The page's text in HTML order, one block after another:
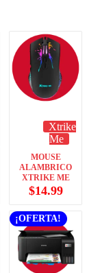
Xtrike
Me
MOUSE
ALAMBRICO
XTRIKE ME
$14.99
¡OFERTA!